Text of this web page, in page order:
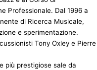
Professionale. Dal 1996 a
di Ricerca Musicale,
e sperimentazione.
Tony Oxley e Pierre
più prestigiose sale da